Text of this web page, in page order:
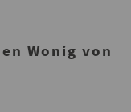
Wonig von